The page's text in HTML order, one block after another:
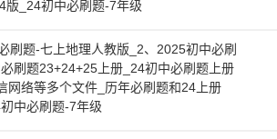
版_24初中必刷题-7年级
刷题-七上地理人教版_2、2025初中必刷
刷题23+24+25上册_24初中必刷题上册
网络等多个文件_历年必刷题和24上册
初中必刷题-7年级